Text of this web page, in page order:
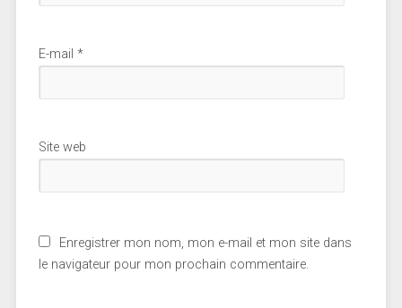
E-mail *
Site web
Enregistrer mon nom, mon e-mail et mon site dans
le navigateur pour mon prochain commentaire.